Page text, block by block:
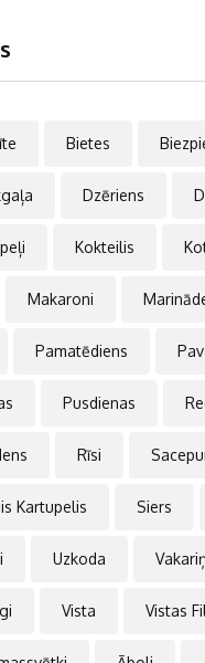
Bietes
Dzēriens
Kokteilis
Makaroni
Pamatēdiens
Pusdienas
Rīsi
Kartupelis Siers
Uzkoda
Vista Vistas